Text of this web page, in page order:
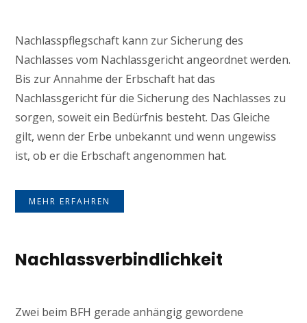
Nachlasspflegschaft kann zur Sicherung des
Nachlasses vom Nachlassgericht angeordnet werden.
Bis zur Annahme der Erbschaft hat das
Nachlassgericht für die Sicherung des Nachlasses zu
sorgen, soweit ein Bedürfnis besteht. Das Gleiche
gilt, wenn der Erbe unbekannt und wenn ungewiss
ist, ob er die Erbschaft angenommen hat.
MEHR ERFAHREN
Nachlassverbindlichkeit
Zwei beim BFH gerade anhängig gewordene